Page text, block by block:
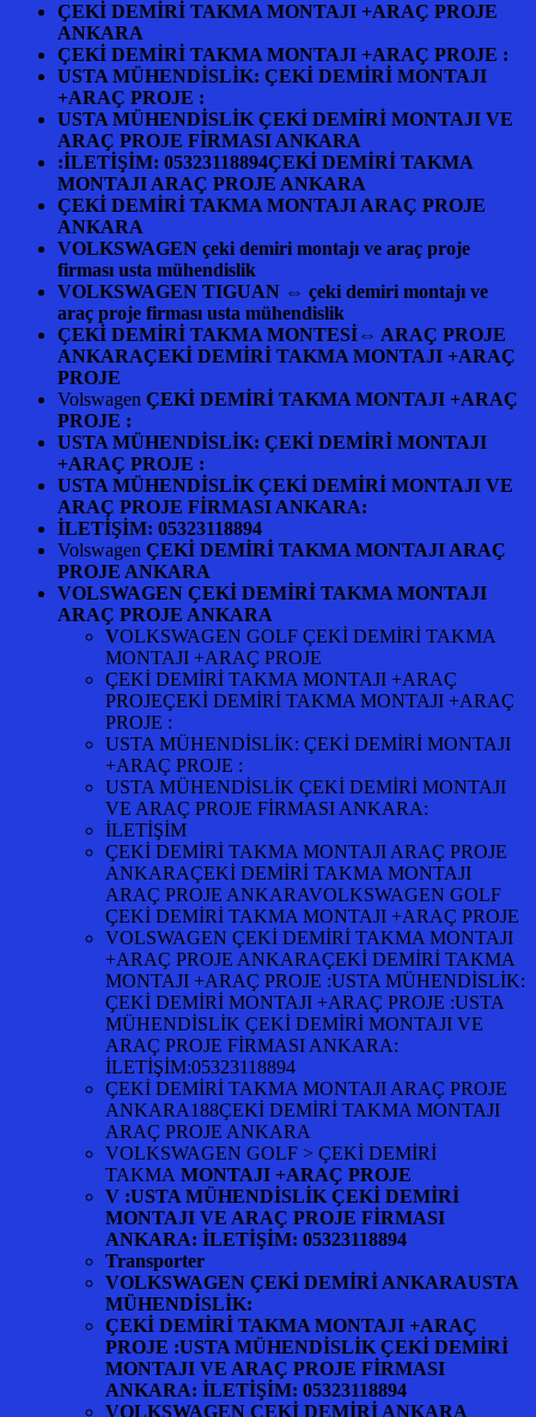
ÇEKİ DEMİRİ TAKMA MONTAJI +ARAÇ PROJE
ANKARA
ÇEKİ DEMİRİ TAKMA MONTAJI +ARAÇ PROJE :
USTA MÜHENDİSLİK: ÇEKİ DEMİRİ MONTAJI
+ARAÇ PROJE :
USTA MÜHENDİSLİK ÇEKİ DEMİRİ MONTAJI VE
ARAÇ PROJE FİRMASI ANKARA
:İLETİŞİM: 05323118894ÇEKİ DEMİRİ TAKMA
MONTAJI ARAÇ PROJE ANKARA
ÇEKİ DEMİRİ TAKMA MONTAJI ARAÇ PROJE
ANKARA
VOLKSWAGEN çeki demiri montajı ve araç proje
firması usta mühendislik
VOLKSWAGEN TIGUAN ⇔ çeki demiri montajı ve
araç proje firması usta mühendislik
ÇEKİ DEMİRİ TAKMA MONTESİ⇔ ARAÇ PROJE
ANKARAÇEKİ DEMİRİ TAKMA MONTAJI +ARAÇ
PROJE
Volswagen ÇEKİ DEMİRİ TAKMA MONTAJI +ARAÇ
PROJE :
USTA MÜHENDİSLİK: ÇEKİ DEMİRİ MONTAJI
+ARAÇ PROJE :
USTA MÜHENDİSLİK ÇEKİ DEMİRİ MONTAJI VE
ARAÇ PROJE FİRMASI ANKARA:
İLETİŞİM: 05323118894
Volswagen ÇEKİ DEMİRİ TAKMA MONTAJI ARAÇ
PROJE ANKARA
VOLSWAGEN ÇEKİ DEMİRİ TAKMA MONTAJI
ARAÇ PROJE ANKARA
VOLKSWAGEN GOLF ÇEKİ DEMİRİ TAKMA
MONTAJI +ARAÇ PROJE
ÇEKİ DEMİRİ TAKMA MONTAJI +ARAÇ
PROJEÇEKİ DEMİRİ TAKMA MONTAJI +ARAÇ
PROJE :
USTA MÜHENDİSLİK: ÇEKİ DEMİRİ MONTAJI
+ARAÇ PROJE :
USTA MÜHENDİSLİK ÇEKİ DEMİRİ MONTAJI
VE ARAÇ PROJE FİRMASI ANKARA:
İLETİŞİM
ÇEKİ DEMİRİ TAKMA MONTAJI ARAÇ PROJE
ANKARAÇEKİ DEMİRİ TAKMA MONTAJI
ARAÇ PROJE ANKARAVOLKSWAGEN GOLF
ÇEKİ DEMİRİ TAKMA MONTAJI +ARAÇ PROJE
VOLSWAGEN ÇEKİ DEMİRİ TAKMA MONTAJI
+ARAÇ PROJE ANKARAÇEKİ DEMİRİ TAKMA
MONTAJI +ARAÇ PROJE :USTA MÜHENDİSLİK:
ÇEKİ DEMİRİ MONTAJI +ARAÇ PROJE :USTA
MÜHENDİSLİK ÇEKİ DEMİRİ MONTAJI VE
ARAÇ PROJE FİRMASI ANKARA:
İLETİŞİM:05323118894
ÇEKİ DEMİRİ TAKMA MONTAJI ARAÇ PROJE
ANKARA188ÇEKİ DEMİRİ TAKMA MONTAJI
ARAÇ PROJE ANKARA
VOLKSWAGEN GOLF > ÇEKİ DEMİRİ
TAKMA MONTAJI +ARAÇ PROJE
V :USTA MÜHENDİSLİK ÇEKİ DEMİRİ
MONTAJI VE ARAÇ PROJE FİRMASI
ANKARA: İLETİŞİM: 05323118894
Transporter
VOLKSWAGEN ÇEKİ DEMİRİ ANKARAUSTA
MÜHENDİSLİK:
ÇEKİ DEMİRİ TAKMA MONTAJI +ARAÇ
PROJE :USTA MÜHENDİSLİK ÇEKİ DEMİRİ
MONTAJI VE ARAÇ PROJE FİRMASI
ANKARA: İLETİŞİM: 05323118894
VOLKSWAGEN ÇEKİ DEMİRİ ANKARA